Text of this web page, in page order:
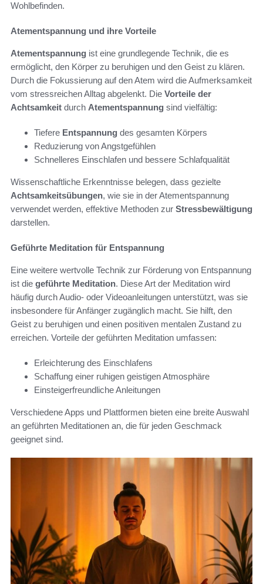
Wohlbefinden.
Atementspannung und ihre Vorteile
Atementspannung ist eine grundlegende Technik, die es
ermöglicht, den Körper zu beruhigen und den Geist zu klären.
Durch die Fokussierung auf den Atem wird die Aufmerksamkeit
vom stressreichen Alltag abgelenkt. Die Vorteile der
Achtsamkeit durch Atementspannung sind vielfältig:
Tiefere Entspannung des gesamten Körpers
Reduzierung von Angstgefühlen
Schnelleres Einschlafen und bessere Schlafqualität
Wissenschaftliche Erkenntnisse belegen, dass gezielte
Achtsamkeitsübungen, wie sie in der Atementspannung
verwendet werden, effektive Methoden zur Stressbewältigung
darstellen.
Geführte Meditation für Entspannung
Eine weitere wertvolle Technik zur Förderung von Entspannung
ist die geführte Meditation. Diese Art der Meditation wird
häufig durch Audio- oder Videoanleitungen unterstützt, was sie
insbesondere für Anfänger zugänglich macht. Sie hilft, den
Geist zu beruhigen und einen positiven mentalen Zustand zu
erreichen. Vorteile der geführten Meditation umfassen:
Erleichterung des Einschlafens
Schaffung einer ruhigen geistigen Atmosphäre
Einsteigerfreundliche Anleitungen
Verschiedene Apps und Plattformen bieten eine breite Auswahl
an geführten Meditationen an, die für jeden Geschmack
geeignet sind.